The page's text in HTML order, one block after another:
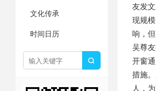
文化传承
时间日历

友发
现规
响，
吴尊
开窗
措施
人，